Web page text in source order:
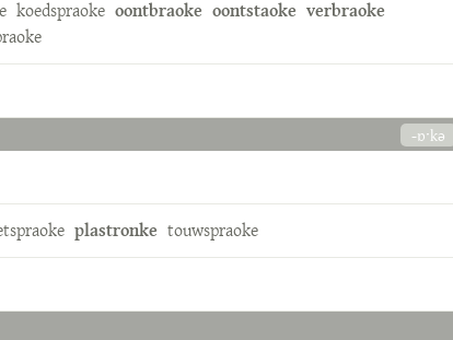
koedspraoke oontbraoke oontstaoke verbraoke
-ɒˑkə
plastronke touwspraoke